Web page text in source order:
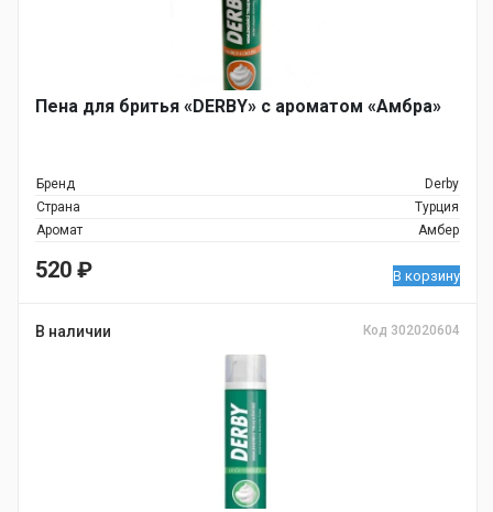
Пена для бритья «DERBY» с ароматом «Амбра»
Бренд
Derby
Страна
Турция
Аромат
Амбер
520 ₽ В корзину
В наличии Код 302020604